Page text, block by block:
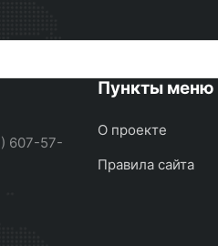
607-57-
Пункты меню
О проекте
Правила сайта